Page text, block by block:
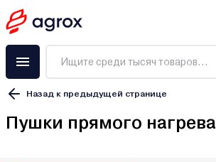
Назад к предыдущей странице
Пушки прямого нагрева